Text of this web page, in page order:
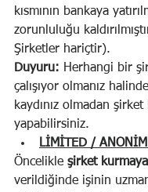
kısmının bankaya
zorunluluğu
Şirketler hariçtir).
Duyuru: Herhangi bir
çalışıyor olmanız
kaydınız olmadan
yapabilirsiniz.
LİMİTED / ANONİM
Öncelikle şirket kurmaya
verildiğinde işinin